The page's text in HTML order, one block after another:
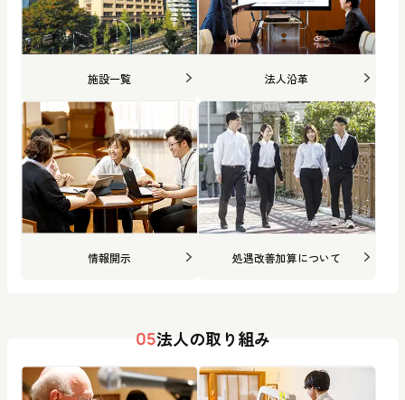
施設一覧 法人沿革
情報開示 処遇改善加算について
05法人の取り組み